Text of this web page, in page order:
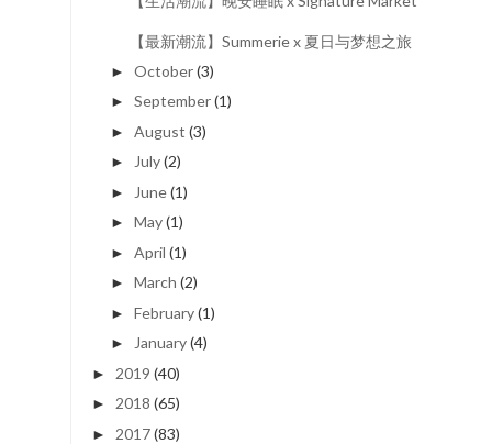
【最新潮流】Summerie x 夏日与梦想之旅
► October(3)
► September(1)
► August (3)
► July(2)
► June(1)
► May(1)
► April (1)
► March (2)
► February(1)
► January(4)
► 2019 (40)
► 2018 (65)
► 2017(83)